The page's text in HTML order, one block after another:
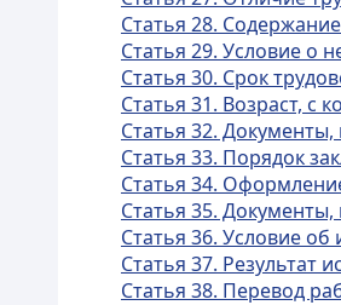
Статья 28.
Статья 29. Условие о
Статья 30. Срок
Статья 31. Возраст, с
Статья 32.
Статья 33. Порядок
Статья 34.
Статья 35.
Статья 36. Условие
Статья 37. Результат
Статья 38. Перевод